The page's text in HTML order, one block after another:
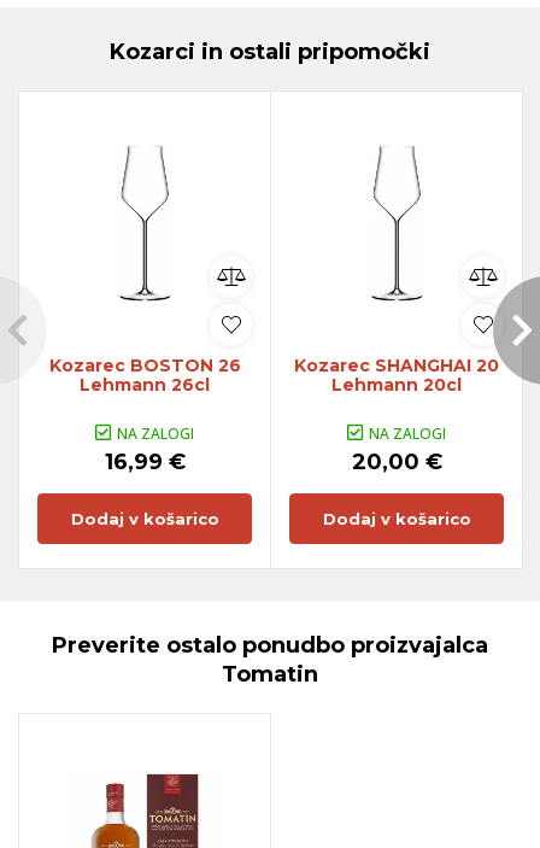
Kozarci in ostali pripomočki
Kozarec BOSTON 26
Lehmann 26cl
NA ZALOGI
16,99 €
Dodaj v košarico
Kozarec SHANGHAI 20
Lehmann 20cl
NA ZALOGI
20,00 €
Dodaj v košarico
Preverite ostalo ponudbo proizvajalca
Tomatin